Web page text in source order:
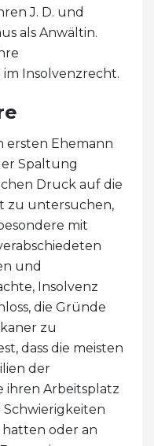
J. D. und
als Anwältin.
im Insolvenzrecht.
ersten Ehemann
Spaltung
Druck auf die
zu untersuchen,
mit
und
Insolvenz
die Gründe
zu
dass die meisten
der
ihren Arbeitsplatz
oder an